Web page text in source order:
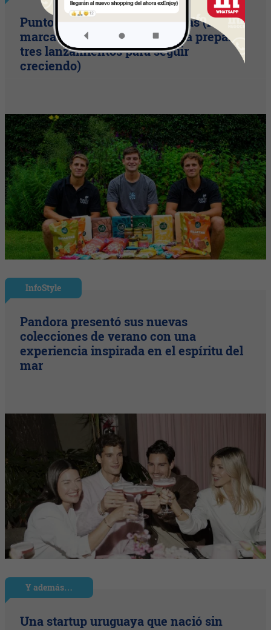
Punto Sano acelera a tres cifras (la
marca duplicó sus ventas y ya prepara
tres lanzamientos para seguir
creciendo)
InfoStyle
Pandora presentó sus nuevas
colecciones de verano con una
experiencia inspirada en el espíritu del
mar
Y además…
Una startup uruguaya que nació sin